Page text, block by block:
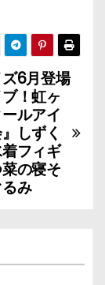
6月登場
ブ！虹ヶ
ルアイ
しずく
フィギ
の寝そ
み